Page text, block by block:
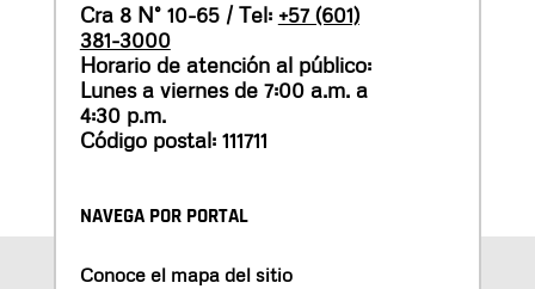
Cra 8 N° 10-65 / Tel: +57 (601)
381-3000
Horario de atención al público:
Lunes a viernes de 7:00 a.m. a
4:30 p.m.
Código postal: 111711
NAVEGA POR PORTAL
Conoce el mapa del sitio